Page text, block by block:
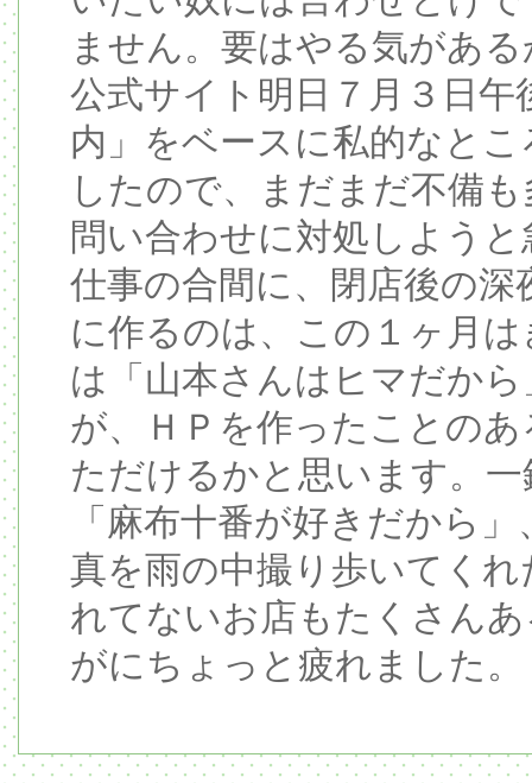
ません。要はやる気があ
公式サイト明日７月３日
内」をベースに私的なと
したので、まだまだ不備
問い合わせに対処しよう
仕事の合間に、閉店後の
に作るのは、この１ヶ月
は「山本さんはヒマだか
が、ＨＰを作ったことの
ただけるかと思います。
「麻布十番が好きだから
真を雨の中撮り歩いてく
れてないお店もたくさん
がにちょっと疲れました。